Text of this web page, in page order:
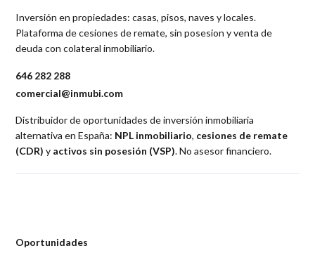
Inversión en propiedades: casas, pisos, naves y locales.
Plataforma de cesiones de remate, sin posesion y venta de
deuda con colateral inmobiliario.
646 282 288
comercial@inmubi.com
Distribuidor de oportunidades de inversión inmobiliaria
alternativa en España: NPL inmobiliario, cesiones de remate
(CDR) y activos sin posesión (VSP). No asesor financiero.
Oportunidades